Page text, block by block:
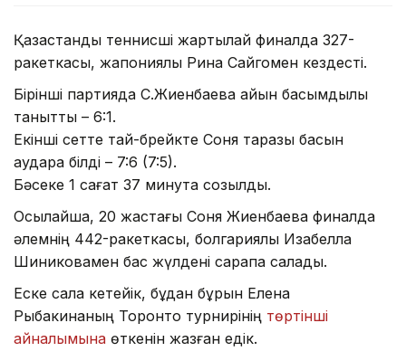
Қазақстандық теннисші жартылай финалда 327-
ракеткасы, жапониялық Рина Сайгомен кездесті.
Бірінші партияда С.Жиенбаева айқын басымдылық
танытты – 6:1.
Екінші сетте тай-брейкте Соня таразы басын
аудара білді – 7:6 (7:5).
Бәсеке 1 сағат 37 минутқа созылды.
Осылайша, 20 жастағы Соня Жиенбаева финалда
әлемнің 442-ракеткасы, болгариялық Изабелла
Шиниковамен бас жүлдені сарапқа салады.
Еске сала кетейік, бұдан бұрын Елена
Рыбакинаның Торонто турнирінің төртінші
айналымына өткенін жазған едік.